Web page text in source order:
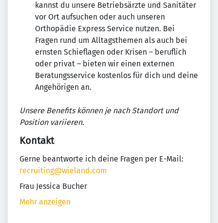
kannst du unsere Betriebsärzte und Sanitäter
vor Ort aufsuchen oder auch unseren
Orthopädie Express Service nutzen. Bei
Fragen rund um Alltagsthemen als auch bei
ernsten Schieflagen oder Krisen – beruflich
oder privat – bieten wir einen externen
Beratungsservice kostenlos für dich und deine
Angehörigen an.
Unsere Benefits können je nach Standort und
Position variieren.
Kontakt
Gerne beantworte ich deine Fragen per E-Mail:
recruiting@wieland.com
Frau Jessica Bucher
Mehr anzeigen